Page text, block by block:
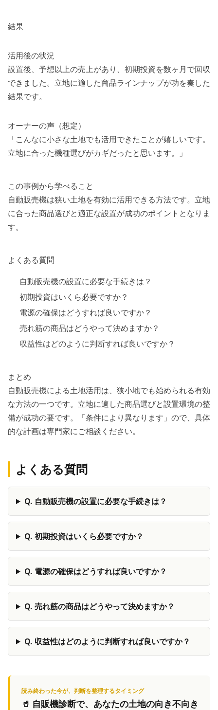
結果
活用後の状況
設置後、予想以上の売上があり、初期投資を数ヶ月で回収
できました。立地に適した商品ラインナップが功を奏した
結果です。
オーナーの声（想定）
「こんなに小さな土地でも活用できたことが嬉しいです。
立地に合った機種選びがカギだったと思います。」
この事例から学べること
自動販売機は狭い土地を有効に活用できる方法です。立地
に合った商品選びと適正な設置が成功のポイントとなりま
す。
よくある質問
自動販売機の設置に必要な手続きは？
初期投資はいくら必要ですか？
電源の確保はどうすれば良いですか？
売れ筋の商品はどうやって決めますか？
収益性はどのように判断すれば良いですか？
まとめ
自動販売機による土地活用は、狭小地でも始められる有効
な方法の一つです。立地に適した商品選びと設置環境の整
備が成功の要です。「条件により異なります」ので、具体
的な計画は専門家にご相談ください。
よくある質問
Q. 自動販売機の設置に必要な手続きは？
Q. 初期投資はいくら必要ですか？
Q. 電源の確保はどうすれば良いですか？
Q. 売れ筋の商品はどうやって決めますか？
Q. 収益性はどのように判断すれば良いですか？
読み終わった今が、判断を整理するタイミング
🥤 自販機診断で、あなたの土地の向き不向き